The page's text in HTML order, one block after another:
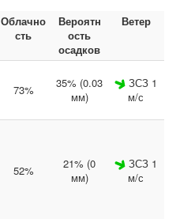
Облачно
сть
Вероятн
ость
осадков
Ветер
73%
35% (0.03
мм)
ЗСЗ 1
м/с
52%
21% (0
мм)
ЗСЗ 1
м/с